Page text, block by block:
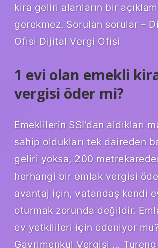
kira geliri alanların bir
gerekmez. Sorulan sorular –
Ofisi Dijital Vergi Ofisi
1 evi olan emekli
vergisi öder mi?
Emeklilerin SSI’dan aldıkları
sahip oldukları tek daireden
geliri yoksa, 200
herhangi bir emlak vergisi
avantaj için, vatandaş kendi
oturmak zorunda değildir.
ev yetkilileri için ödeniyor
Gayrimenkul Vergisi … Tureng